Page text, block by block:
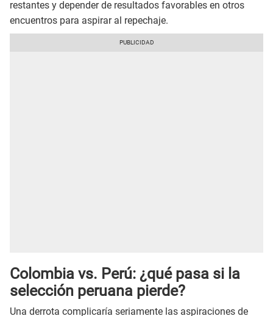
restantes y depender de resultados favorables en otros
encuentros para aspirar al repechaje.
Colombia vs. Perú: ¿qué pasa si la
selección peruana pierde?
Una derrota complicaría seriamente las aspiraciones de